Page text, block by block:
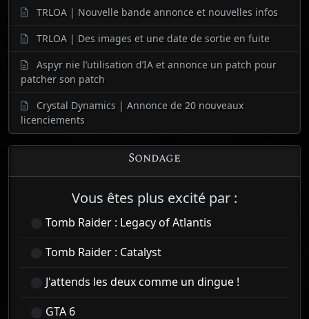
TRLOA | Nouvelle bande annonce et nouvelles infos
TRLOA | Des images et une date de sortie en fuite
Aspyr nie l’utilisation d’IA et annonce un patch pour
patcher son patch
Crystal Dynamics | Annonce de 20 nouveaux
licenciements
Sondage
Vous êtes plus excité par :
Tomb Raider : Legacy of Atlantis
Tomb Raider : Catalyst
J'attends les deux comme un dingue !
GTA 6